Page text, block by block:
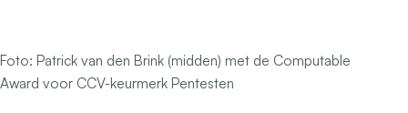
Foto: Patrick van den Brink (midden) met de Computable
Award voor CCV-keurmerk Pentesten